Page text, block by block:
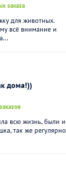
заказа
для животных.
всё внимание и
дома!))
всю жизнь, были и
так же регулярно